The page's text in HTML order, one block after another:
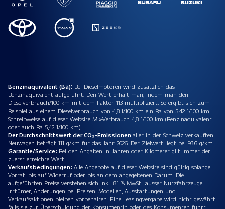
Benzinäquivalent (Bä): Bei Dieselmotoren wird zusätzlich das
Benzinäquivalent aufgeführt. Den Wert erhält man, indem man den
Dieselverbrauch/100 km mit dem Faktor 113 multipliziert. So ergibt sich zum
Beispiel aus einem Dieselverbrauch von 4,8 l/100 km ein Ba von 5,42 1/100 km.
Schreibweise auf dieser Website Mix-Verbrauch 4,8 1/100 km (Benzinäquivalent
oder auch Ba 5,42 1/100 km).
Der Durchschnittswert der CO₂-Emissionenaller in der Schweiz verkauften
Neuwagen beträgt 111 g/km für das Jahr 2026. Der Zielwert liegt bei 93.6 g/km.
Garantie/Service: Bei den Angaben in Jahren oder Kilometer gilt immer der
zuerst erreichte Wert.
Verkaufsbedingungen: Alle Angebote auf dieser Website sind gültig solange
Vorrat, bis auf Widerruf oder bis an dem angegebenen Datum. Die
aufgeführten Preise verstehen sich inkl. 8.1 % MwSt., ausser Nutzfahrzeuge.
Irrtümer, Änderungen bei Preisen, Modellen, Ausstattungen und
Verkaufsaktionen bleiben vorbehalten. Eine Leasingvergabe wird nicht gewährt,
falls sie zur Überschuldung der Konsumentin oder des Konsumenten führt.